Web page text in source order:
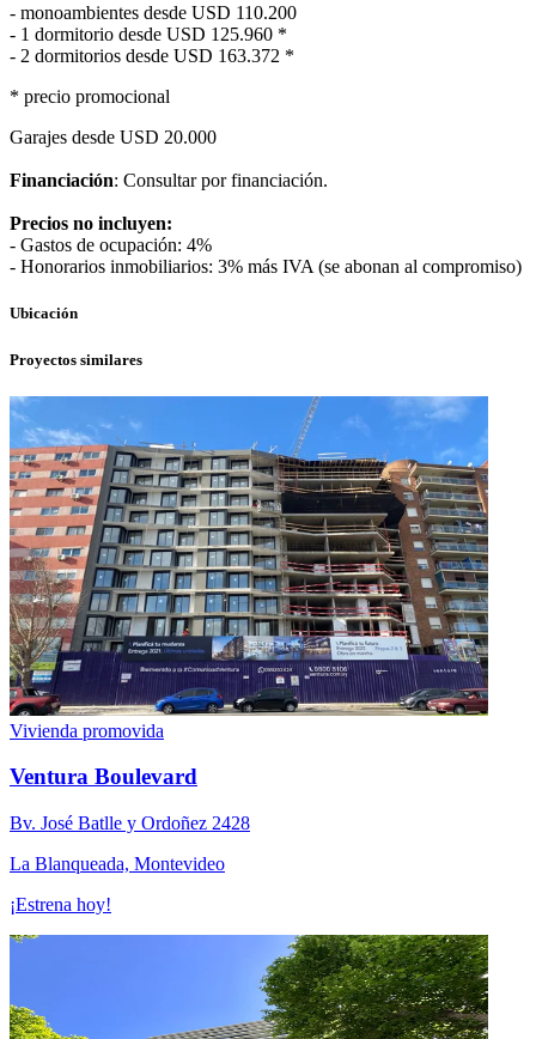
- monoambientes desde USD 110.200
- 1 dormitorio desde USD 125.960 *
- 2 dormitorios desde USD 163.372 *
* precio promocional
Garajes desde USD 20.000
Financiación: Consultar por financiación.
Precios no incluyen:
- Gastos de ocupación: 4%
- Honorarios inmobiliarios: 3% más IVA (se abonan al compromiso)
Ubicación
Proyectos similares
Vivienda promovida
Ventura Boulevard
Bv. José Batlle y Ordoñez 2428
La Blanqueada, Montevideo
¡Estrena hoy!